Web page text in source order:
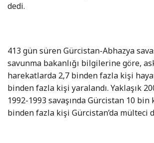
dedi.
413 gün süren Gürcistan-Abhazya
savunma bakanlığı bilgilerine göre,
harekatlarda 2,7 binden fazla kişi
binden fazla kişi yaralandı. Yaklaşık
1992-1993 savaşında Gürcistan 10 bin
binden fazla kişi Gürcistan’da mülteci